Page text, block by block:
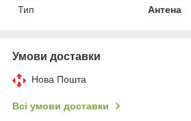
Тип
Антена
Умови доставки
Нова Пошта
Всі умови доставки